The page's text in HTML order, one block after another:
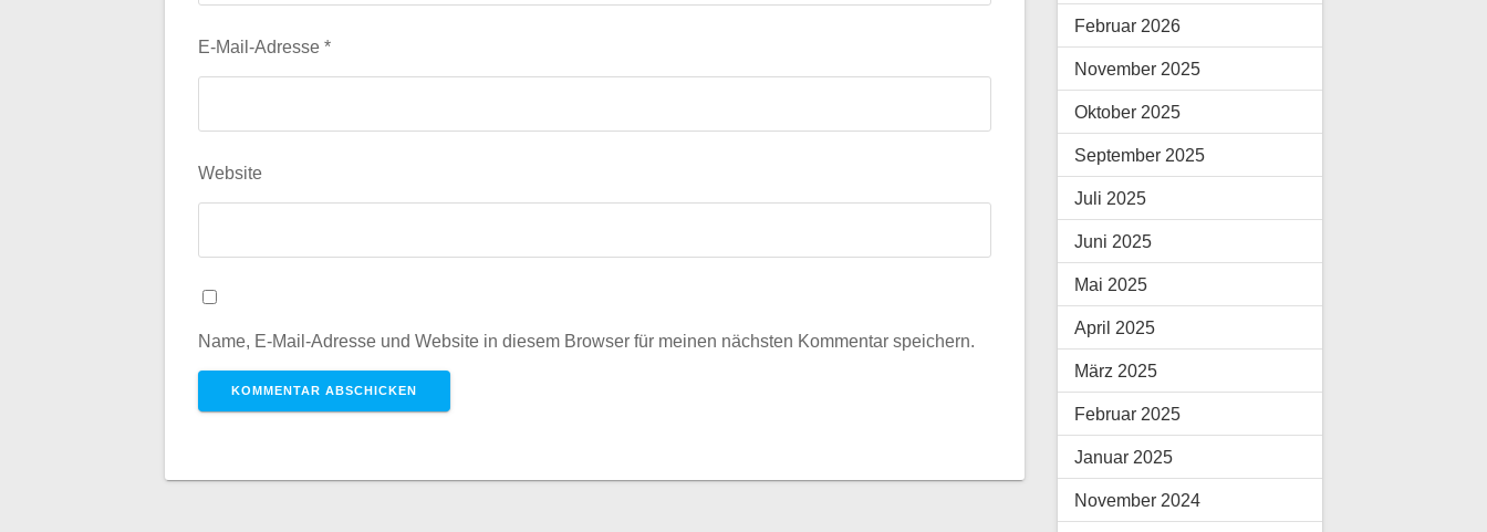
E-Mail-Adresse*
Website
Name, E-Mail-Adresse und Website in diesem Browser für meinen nächsten Kommentar speichern.
Februar 2026
November 2025
Oktober 2025
September 2025
Juli 2025
Juni 2025
Mai 2025
April 2025
März 2025
Februar 2025
Januar 2025
November 2024